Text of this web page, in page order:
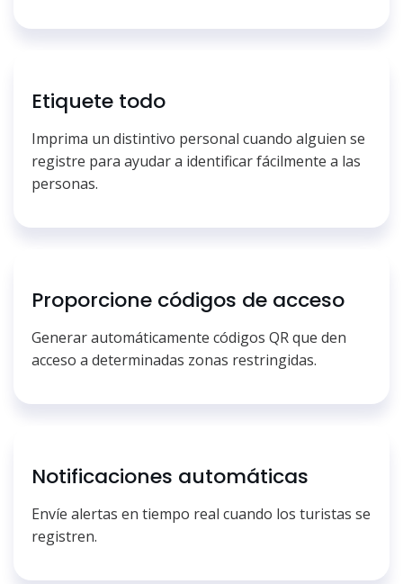
Etiquete todo
Imprima un distintivo personal cuando alguien se
registre para ayudar a identificar fácilmente a las
personas.
Proporcione códigos de acceso
Generar automáticamente códigos QR que den
acceso a determinadas zonas restringidas.
Notificaciones automáticas
Envíe alertas en tiempo real cuando los turistas se
registren.